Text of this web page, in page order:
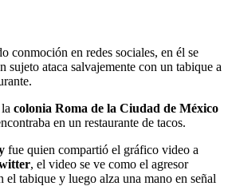
conmoción en redes sociales, en él se
sujeto ataca salvajemente con un tabique a
colonia Roma de la Ciudad de México
en un restaurante de tacos.
fue quien compartió el gráfico video a
, el video se ve como el agresor
el tabique y luego alza una mano en señal